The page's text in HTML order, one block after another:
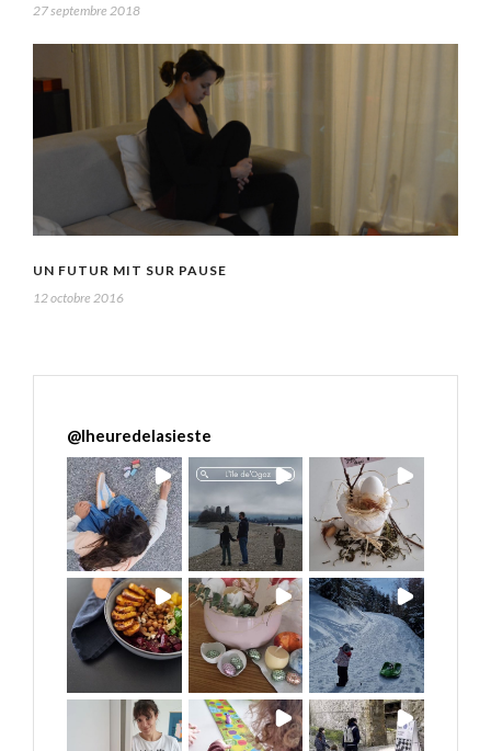
27 septembre 2018
UN FUTUR MIT SUR PAUSE
12 octobre 2016
@lheuredelasieste